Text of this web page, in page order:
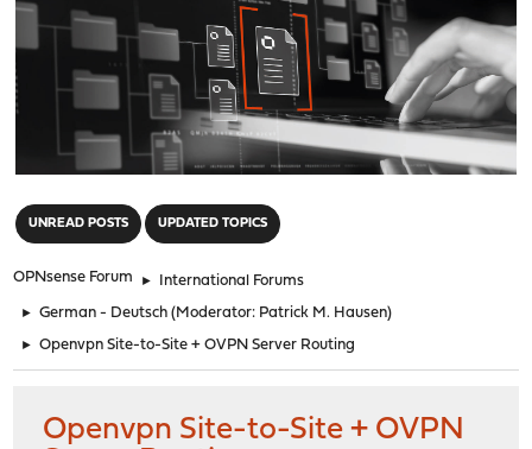
UNREAD POSTS UPDATED TOPICS
OPNsense Forum ► International Forums
► German - Deutsch (Moderator: Patrick M. Hausen)
► Openvpn Site-to-Site + OVPN Server Routing
Openvpn Site-to-Site + OVPN